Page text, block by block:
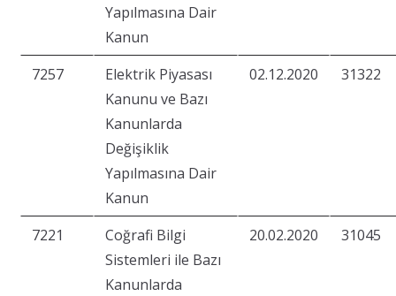
Yapılmasına Dair
Kanun
7257
Elektrik Piyasası
Kanunu ve Bazı
Kanunlarda
Değişiklik
Yapılmasına Dair
Kanun
02.12.2020 31322
7221
Coğrafi Bilgi
Sistemleri ile Bazı
Kanunlarda
20.02.2020 31045